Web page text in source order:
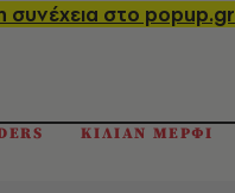
συνέχεια στο popup.gr
ΚΙΛΙΑΝ ΜΕΡΦΙ